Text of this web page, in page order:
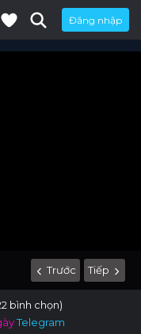
Đăng nhập
Trước Tiếp
bình chọn)
Telegram